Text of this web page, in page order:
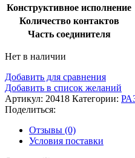
Конструктивное исполнение
Количество контактов
Часть соединителя
Нет в наличии
Добавить для сравнения
Добавить в список желаний
Артикул: 20418 Категории:
Поделиться:
Отзывы (0)
Условия поставки